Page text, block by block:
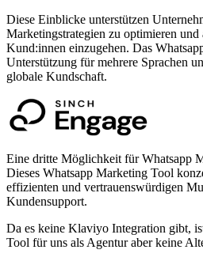
Diese Einblicke unterstützen
Marketingstrategien zu optimieren
Kund:innen einzugehen. Das
Unterstützung für mehrere Sprachen
globale Kundschaft.
Eine dritte Möglichkeit für Whatsapp
Dieses Whatsapp Marketing Tool
effizienten und vertrauenswürdigen
Kundensupport.
Da es keine Klaviyo Integration gibt,
Tool für uns als Agentur aber keine